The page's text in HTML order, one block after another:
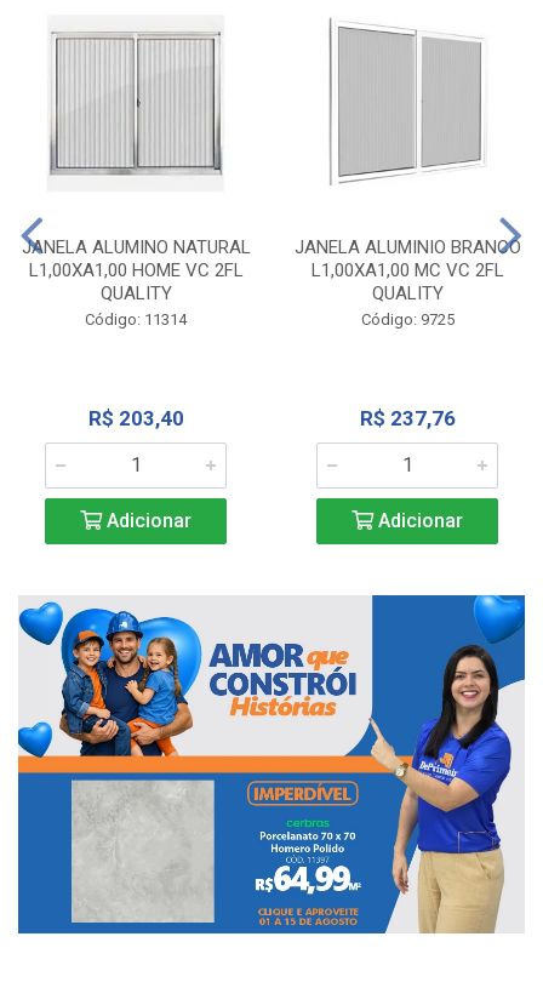
JANELA ALUMINO NATURAL
L1,00XA1,00 HOME VC 2FL
QUALITY
Código: 11314
R$ 203,40
Adicionar
JANELA ALUMINIO BRANCO
L1,00XA1,00 MC VC 2FL
QUALITY
Código: 9725
R$ 237,76
Adicionar